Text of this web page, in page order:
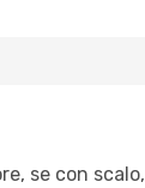
se con scalo,